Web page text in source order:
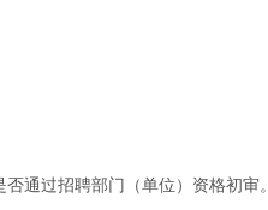
通过招聘部门（单位）资格初审。